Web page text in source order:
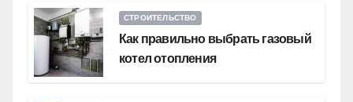
СТРОИТЕЛЬСТВО
Как правильно выбрать газовый
котел отопления